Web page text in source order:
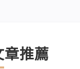
推薦